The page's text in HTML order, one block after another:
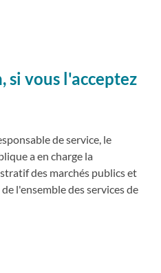
si vous l'acceptez
de service, le
a en charge la
des marchés publics et
l'ensemble des services de